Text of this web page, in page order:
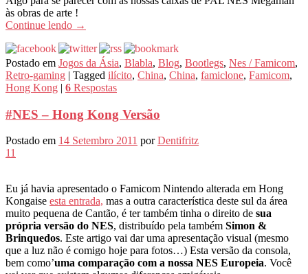
às obras de arte !
Continue lendo →
Postado em Jogos da Ásia, Blabla, Blog, Bootlegs, Nes / Famicom,
Retro-gaming | Tagged ilícito, China, China, famiclone, Famicom,
Hong Kong | 6 Respostas
#NES – Hong Kong Versão
Postado em 14 Setembro 2011 porDentifritz
11
Eu já havia apresentado o Famicom Nintendo alterada em Hong
Kongaise esta entrada, mas a outra característica deste sul da área
muito pequena de Cantão, é ter também tinha o direito de sua
própria versão do NES, distribuído pela também Simon &
Brinquedos. Este artigo vai dar uma apresentação visual (mesmo
que a luz não é comigo hoje para fotos…) Esta versão da consola,
bem como’uma comparação com a nossa NES Europeia. Você